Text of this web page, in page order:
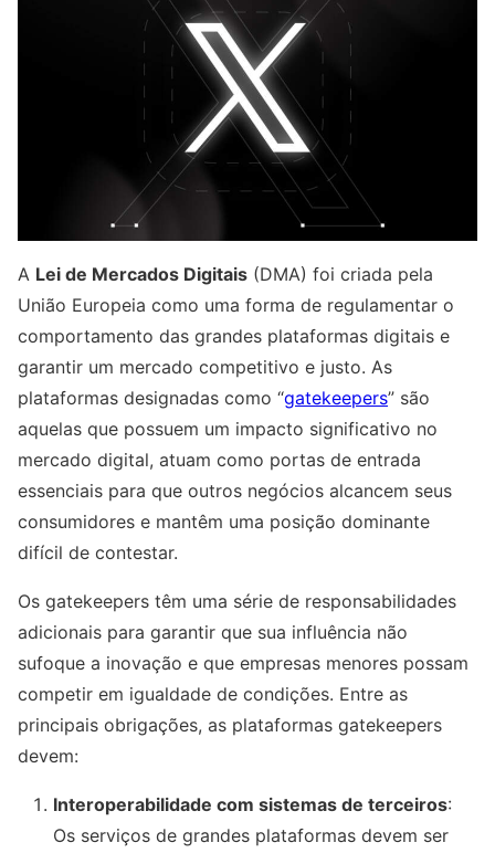
A Lei de Mercados Digitais (DMA) foi criada pela
União Europeia como uma forma de regulamentar o
comportamento das grandes plataformas digitais e
garantir um mercado competitivo e justo. As
plataformas designadas como “gatekeepers” são
aquelas que possuem um impacto significativo no
mercado digital, atuam como portas de entrada
essenciais para que outros negócios alcancem seus
consumidores e mantêm uma posição dominante
difícil de contestar.
Os gatekeepers têm uma série de responsabilidades
adicionais para garantir que sua influência não
sufoque a inovação e que empresas menores possam
competir em igualdade de condições. Entre as
principais obrigações, as plataformas gatekeepers
devem:
Interoperabilidade com sistemas de terceiros:
Os serviços de grandes plataformas devem ser